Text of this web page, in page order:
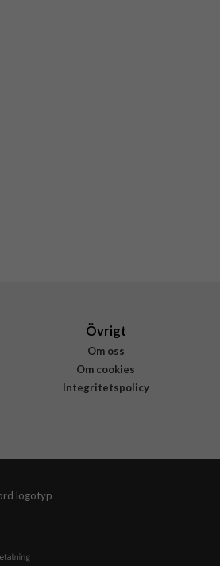
Övrigt
Om oss
Om cookies
Integritetspolicy